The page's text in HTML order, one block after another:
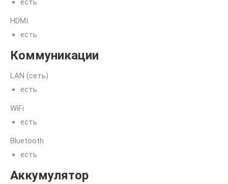
есть
HDMI
есть
Коммуникации
LAN (сеть)
есть
WiFi
есть
Bluetooth
есть
Аккумулятор